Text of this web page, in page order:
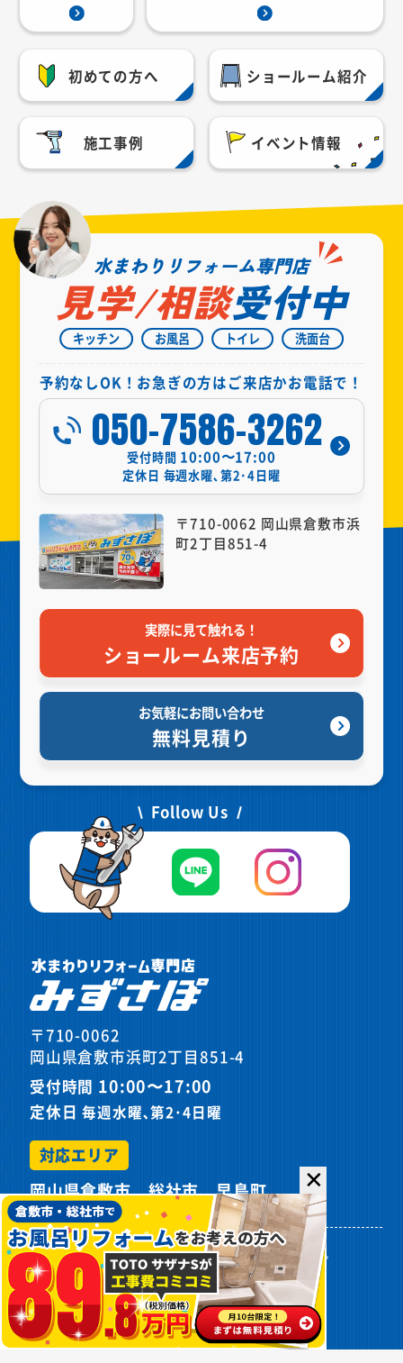
初めての方へ ショールーム紹介
施工事例 イベント情報
水まわりリフォーム専門店
見学/相談受付中
キッチン お風呂 トイレ 洗面台
予約なしOK！お急ぎの方はご来店かお電話で！
050-7586-3262
受付時間 10:00〜17:00
定休日 毎週水曜､第2･4日曜
〒710-0062 岡山県倉敷市浜
町2丁目851-4
実際に見て触れる！
ショールーム来店予約
お気軽にお問い合わせ
無料見積り
Follow Us
〒710-0062
岡山県倉敷市浜町2丁目851-4
受付時間 10:00〜17:00
定休日毎週水曜､第2･4日曜
対応エリア
岡山県倉敷市、総社市、早島町
プライバシーポリシー サイトマップ
2026カスケホームグループ みずさぽ.
✕